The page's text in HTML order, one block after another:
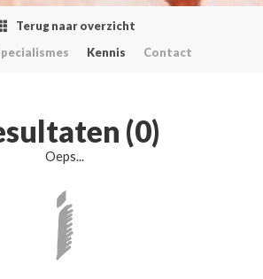
Terug naar overzicht
Kennis Contact
(0)
Oeps...